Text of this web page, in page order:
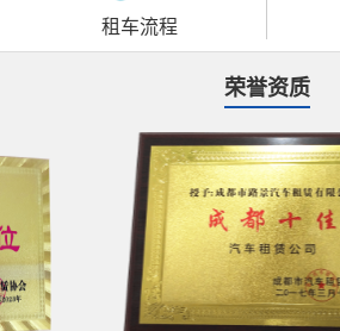
租车流程
荣誉资质